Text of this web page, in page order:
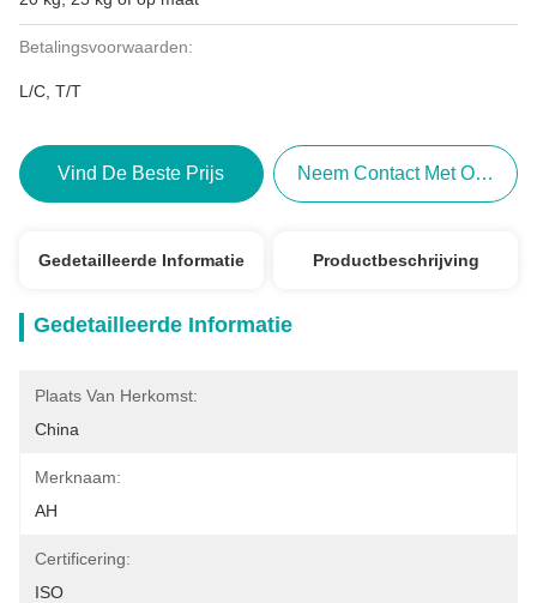
Betalingsvoorwaarden:
L/C, T/T
Vind De Beste Prijs Neem Contact Met Ons Op
Gedetailleerde Informatie Productbeschrijving
Gedetailleerde Informatie
Plaats Van Herkomst:
China
Merknaam:
AH
Certificering:
ISO